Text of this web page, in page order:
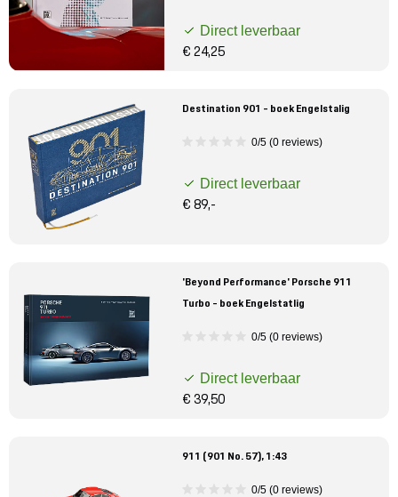
Direct leverbaar
€ 24,25
Destination 901 - boek Engelstalig
0/5 (0 reviews)
Direct leverbaar
€ 89,-
'Beyond Performance' Porsche 911
Turbo - boek Engelstatlig
0/5 (0 reviews)
Direct leverbaar
€ 39,50
911 (901 No. 57), 1:43
0/5 (0 reviews)